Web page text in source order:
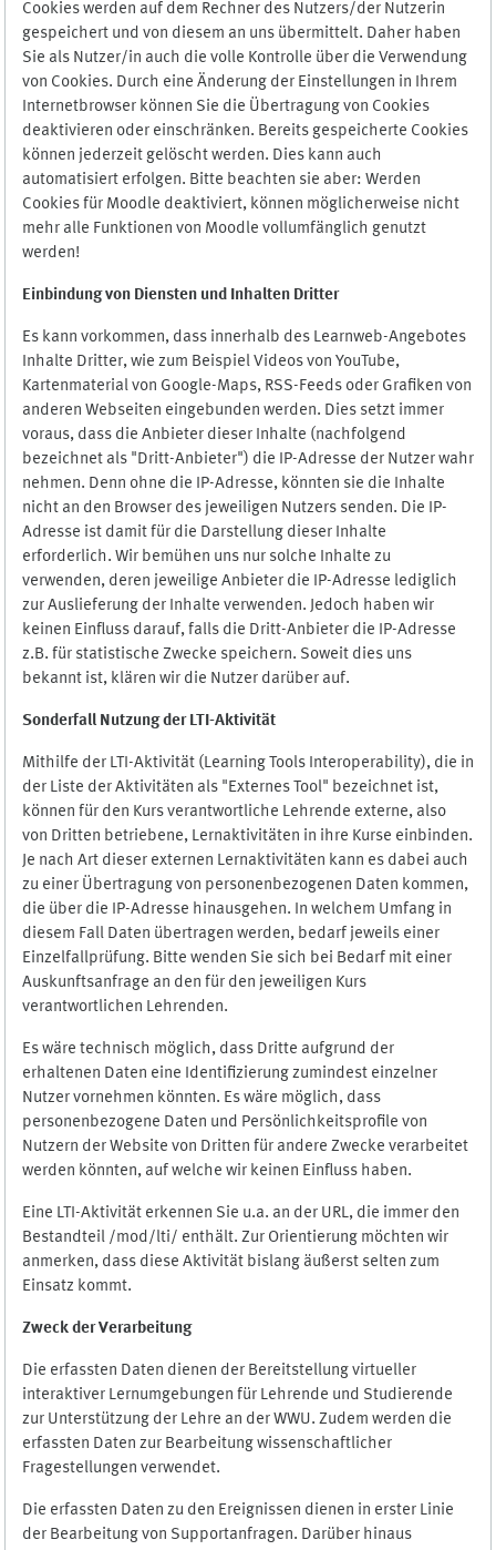
Cookies werden auf dem Rechner des Nutzers/der Nutzerin
gespeichert und von diesem an uns übermittelt. Daher haben
Sie als Nutzer/in auch die volle Kontrolle über die Verwendung
von Cookies. Durch eine Änderung der Einstellungen in Ihrem
Internetbrowser können Sie die Übertragung von Cookies
deaktivieren oder einschränken. Bereits gespeicherte Cookies
können jederzeit gelöscht werden. Dies kann auch
automatisiert erfolgen. Bitte beachten sie aber: Werden
Cookies für Moodle deaktiviert, können möglicherweise nicht
mehr alle Funktionen von Moodle vollumfänglich genutzt
werden!
Einbindung von Diensten und Inhalten Dritter
Es kann vorkommen, dass innerhalb des Learnweb-Angebotes
Inhalte Dritter, wie zum Beispiel Videos von YouTube,
Kartenmaterial von Google-Maps, RSS-Feeds oder Grafiken von
anderen Webseiten eingebunden werden. Dies setzt immer
voraus, dass die Anbieter dieser Inhalte (nachfolgend
bezeichnet als "Dritt-Anbieter") die IP-Adresse der Nutzer wahr
nehmen. Denn ohne die IP-Adresse, könnten sie die Inhalte
nicht an den Browser des jeweiligen Nutzers senden. Die IP-
Adresse ist damit für die Darstellung dieser Inhalte
erforderlich. Wir bemühen uns nur solche Inhalte zu
verwenden, deren jeweilige Anbieter die IP-Adresse lediglich
zur Auslieferung der Inhalte verwenden. Jedoch haben wir
keinen Einfluss darauf, falls die Dritt-Anbieter die IP-Adresse
z.B. für statistische Zwecke speichern. Soweit dies uns
bekannt ist, klären wir die Nutzer darüber auf.
Sonderfall Nutzung der LTI-Aktivität
Mithilfe der LTI-Aktivität (Learning Tools Interoperability), die in
der Liste der Aktivitäten als "Externes Tool" bezeichnet ist,
können für den Kurs verantwortliche Lehrende externe, also
von Dritten betriebene, Lernaktivitäten in ihre Kurse einbinden.
Je nach Art dieser externen Lernaktivitäten kann es dabei auch
zu einer Übertragung von personenbezogenen Daten kommen,
die über die IP-Adresse hinausgehen. In welchem Umfang in
diesem Fall Daten übertragen werden, bedarf jeweils einer
Einzelfallprüfung. Bitte wenden Sie sich bei Bedarf mit einer
Auskunftsanfrage an den für den jeweiligen Kurs
verantwortlichen Lehrenden.
Es wäre technisch möglich, dass Dritte aufgrund der
erhaltenen Daten eine Identifizierung zumindest einzelner
Nutzer vornehmen könnten. Es wäre möglich, dass
personenbezogene Daten und Persönlichkeitsprofile von
Nutzern der Website von Dritten für andere Zwecke verarbeitet
werden könnten, auf welche wir keinen Einfluss haben.
Eine LTI-Aktivität erkennen Sie u.a. an der URL, die immer den
Bestandteil /mod/lti/ enthält. Zur Orientierung möchten wir
anmerken, dass diese Aktivität bislang äußerst selten zum
Einsatz kommt.
Zweck der Verarbeitung
Die erfassten Daten dienen der Bereitstellung virtueller
interaktiver Lernumgebungen für Lehrende und Studierende
zur Unterstützung der Lehre an der WWU. Zudem werden die
erfassten Daten zur Bearbeitung wissenschaftlicher
Fragestellungen verwendet.
Die erfassten Daten zu den Ereignissen dienen in erster Linie
der Bearbeitung von Supportanfragen. Darüber hinaus